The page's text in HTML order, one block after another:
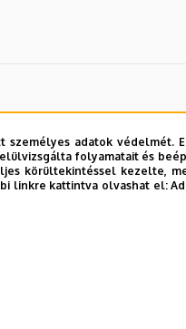
adatok védelmét.
folyamatait és
körültekintéssel kezelte,
linkre kattintva olvashat el: